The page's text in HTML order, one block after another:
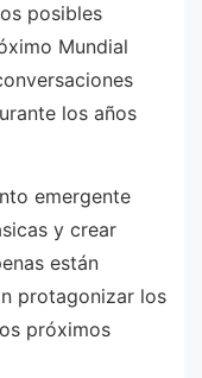
posibles
Mundial
los años
emergente
y crear
están
protagonizar los
próximos